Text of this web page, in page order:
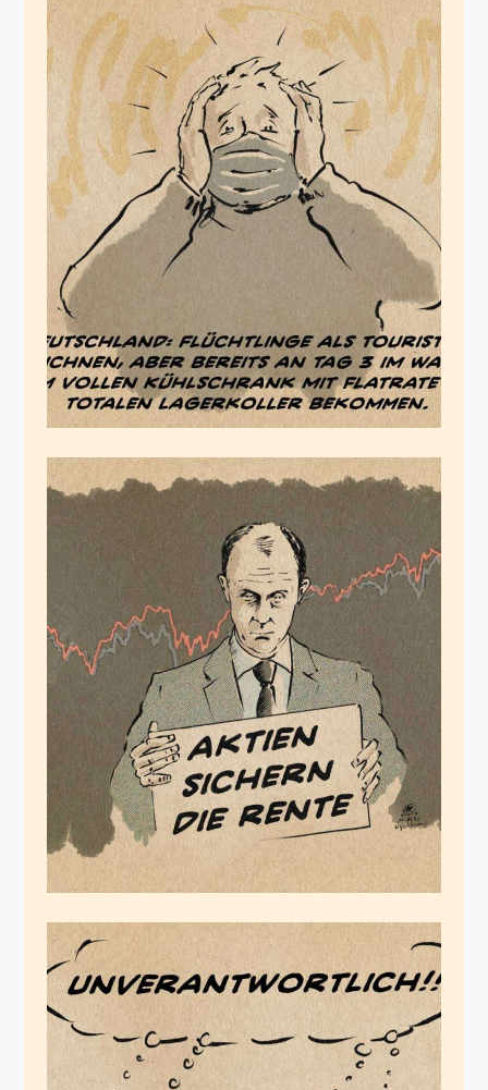
Lagerkollerstan
März 18, 2020
Merz Spezial
März 17, 2020